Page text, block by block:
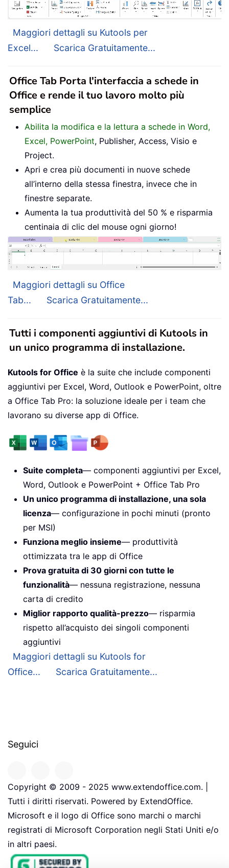
Maggiori dettagli su Kutools per
Excel...
Scarica Gratuitamente...
Office Tab Porta l'interfaccia a schede in
Office e rende il tuo lavoro molto più
semplice
Abilita la modifica e la lettura a schede in Word,
Excel, PowerPoint, Publisher, Access, Visio e
Project.
Apri e crea più documenti in nuove schede
all’interno della stessa finestra, invece che in
finestre separate.
Aumenta la tua produttività del 50 % e risparmia
centinaia di clic del mouse ogni giorno!
Maggiori dettagli su Office
Tab...
Scarica Gratuitamente...
Tutti i componenti aggiuntivi di Kutools in
un unico programma di installazione.
Kutools for Office è la suite che include componenti
aggiuntivi per Excel, Word, Outlook e PowerPoint, oltre
a Office Tab Pro: la soluzione ideale per i team che
lavorano su diverse app di Office.
Suite completa— componenti aggiuntivi per Excel,
Word, Outlook e PowerPoint + Office Tab Pro
Un unico programma di installazione, una sola
licenza— configurazione in pochi minuti (pronto
per MSI)
Funziona meglio insieme— produttività
ottimizzata tra le app di Office
Prova gratuita di 30 giorni con tutte le
funzionalità— nessuna registrazione, nessuna
carta di credito
Miglior rapporto qualità-prezzo— risparmia
rispetto all’acquisto dei singoli componenti
aggiuntivi
Maggiori dettagli su Kutools for
Office...
Scarica Gratuitamente...
Seguici
Copyright © 2009 - 2025 www.extendoffice.com. |
Tutti i diritti riservati. Powered by ExtendOffice.
Microsoft e il logo di Office sono marchi o marchi
registrati di Microsoft Corporation negli Stati Uniti e/o
in altri paesi.